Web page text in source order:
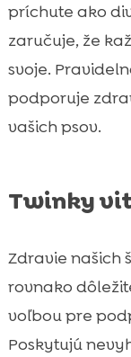
príchute ako
zaručuje, že
svoje.
podporuje
vašich psov.
Twinky
Zdravie našich
rovnako
voľbou pre
Poskytujú